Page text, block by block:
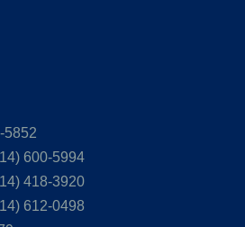
5852
600-5994
418-3920
612-0498